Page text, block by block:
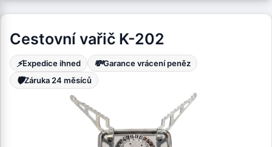
Cestovní vařič K-202
⚡Expedice ihned 💸Garance vrácení peněz
🛡️Záruka 24 měsíců